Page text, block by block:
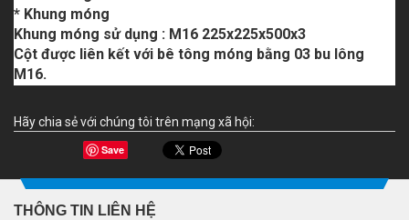
* Khung móng
Khung móng sử dụng : M16 225x225x500x3
Cột được liên kết với bê tông móng bằng 03 bu lông
M16.
Hãy chia sẻ với chúng tôi trên mạng xã hội:
Save
THÔNG TIN LIÊN HỆ